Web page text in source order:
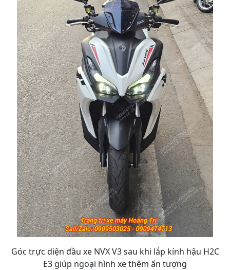
Góc trực diện đầu xe NVX V3 sau khi lắp kính hậu H2C
E3 giúp ngoại hình xe thêm ấn tượng